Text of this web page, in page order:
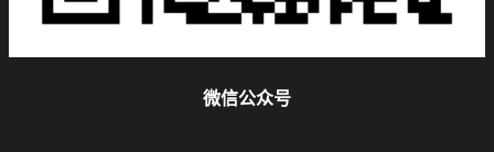
微信公众号